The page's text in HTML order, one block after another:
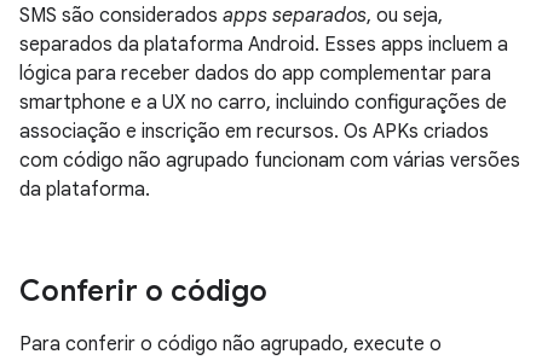
SMS são considerados apps separados, ou seja,
separados da plataforma Android. Esses apps incluem a
lógica para receber dados do app complementar para
smartphone e a UX no carro, incluindo configurações de
associação e inscrição em recursos. Os APKs criados
com código não agrupado funcionam com várias versões
da plataforma.
Conferir o código
Para conferir o código não agrupado, execute o